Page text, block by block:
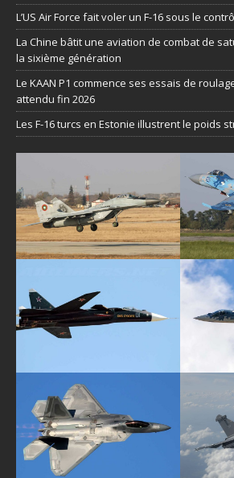
L’US Air Force fait voler un F-16 sous le
La Chine bâtit une aviation de combat de
la sixième génération
Le KAAN P1 commence ses essais de
attendu fin 2026
Les F-16 turcs en Estonie illustrent le poids